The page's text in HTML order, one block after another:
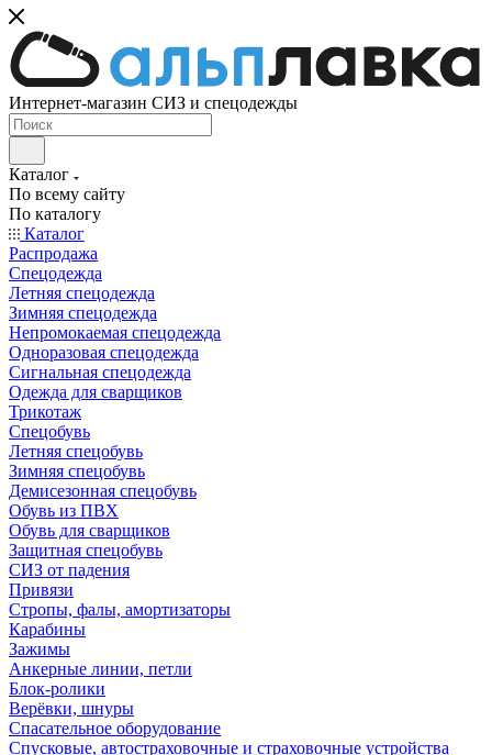
Интернет-магазин СИЗ и спецодежды
Каталог
По всему сайту
По каталогу
Каталог
Распродажа
Спецодежда
Летняя спецодежда
Зимняя спецодежда
Непромокаемая спецодежда
Одноразовая спецодежда
Сигнальная спецодежда
Одежда для сварщиков
Трикотаж
Спецобувь
Летняя спецобувь
Зимняя спецобувь
Демисезонная спецобувь
Обувь из ПВХ
Обувь для сварщиков
Защитная спецобувь
СИЗ от падения
Привязи
Стропы, фалы, амортизаторы
Карабины
Зажимы
Анкерные линии, петли
Блок-ролики
Верёвки, шнуры
Спасательное оборудование
Спусковые, автостраховочные и страховочные устройства